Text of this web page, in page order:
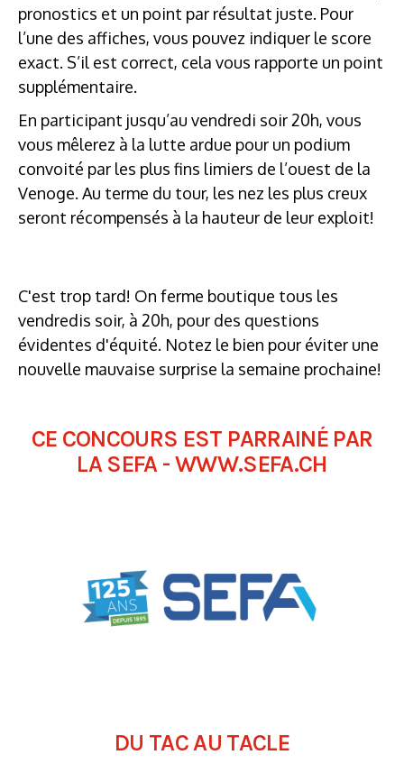
pronostics et un point par résultat juste. Pour
l’une des affiches, vous pouvez indiquer le score
exact. S’il est correct, cela vous rapporte un point
supplémentaire.
En participant jusqu’au vendredi soir 20h, vous
vous mêlerez à la lutte ardue pour un podium
convoité par les plus fins limiers de l’ouest de la
Venoge. Au terme du tour, les nez les plus creux
seront récompensés à la hauteur de leur exploit!
C'est trop tard! On ferme boutique tous les
vendredis soir, à 20h, pour des questions
évidentes d'équité. Notez le bien pour éviter une
nouvelle mauvaise surprise la semaine prochaine!
CE CONCOURS EST PARRAINÉ PAR
LA SEFA - WWW.SEFA.CH
DU TAC AU TACLE